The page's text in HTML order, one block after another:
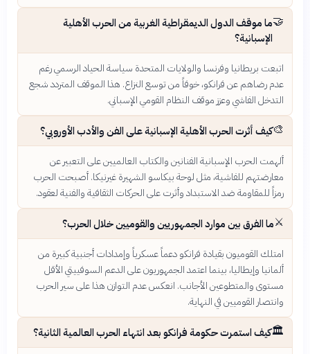
🤝ما موقف الدول الديمقراطية الغربية من الحرب الأهلية
الإسبانية؟
اتبعت بريطانيا وفرنسا والولايات المتحدة سياسة الحياد الرسمي رغم
عدم رضاهم عن فرانكو، خوفاً من توسع النزاع. هذا الموقف المتردد شجع
التدخل الفاشي وعزز موقف النظام القومي الإسباني.
🎨كيف أثرت الحرب الأهلية الإسبانية على الفن والأدب الأوروبي؟
ألهمت الحرب الإسبانية الفنانين والكتاب العالميين على التعبير عن
معارضتهم للفاشية، مثل لوحة بيكاسو الشهيرة غيرنيكا. أصبحت الحرب
رمزاً للمقاومة ضد الاستبداد وأثرت على الحركات الثقافية والفنية لعقود.
⚔️ما الفرق بين موارد الجمهوريين والقوميين خلال الحرب؟
امتلك القوميون بقيادة فرانكو دعماً عسكرياً وإمدادات أجنبية كبيرة من
ألمانيا وإيطاليا، بينما اعتمد الجمهوريون على الدعم السوفييتي الأقل
مستوى والمتطوعين الأجانب. انعكس عدم التوازن هذا على سير الحرب
وانتصار القوميين في النهاية.
🏛️كيف استمرت حكومة فرانكو بعد انتهاء الحرب العالمية الثانية؟